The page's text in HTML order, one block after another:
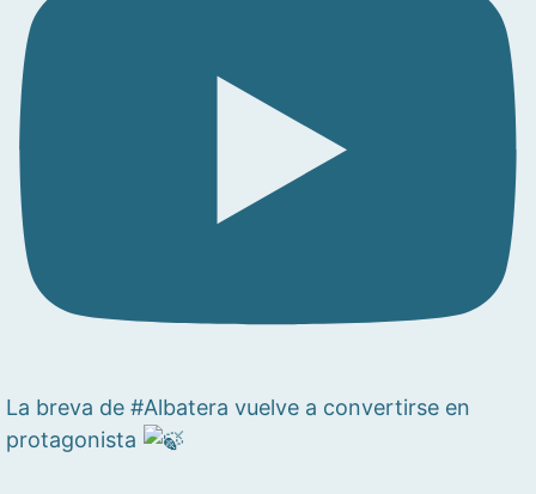
La breva de #Albatera vuelve a convertirse en
protagonista